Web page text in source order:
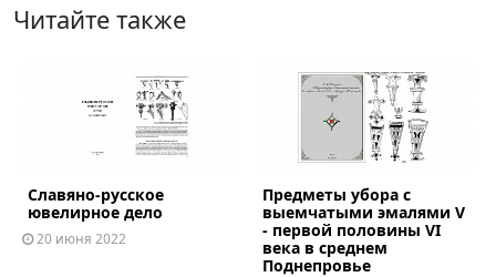
Читайте также
Славяно-русское
ювелирное дело
20 июня 2022
Предметы убора с
выемчатыми эмалями V
- первой половины VI
века в среднем
Поднепровье